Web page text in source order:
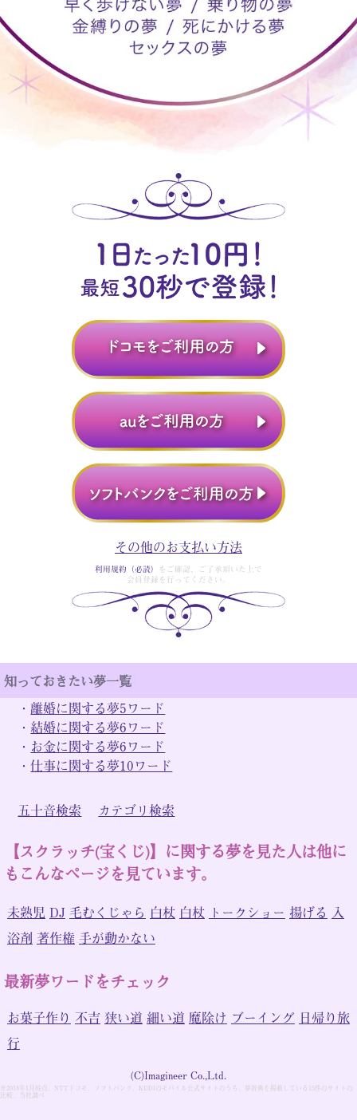
その他のお支払い方法
利用規約（必読）
をご確認、ご了承頂いた上で
会員登録を行ってください。
知っておきたい夢一覧
・ 離婚に関する夢5ワード
・ 結婚に関する夢6ワード
・ お金に関する夢6ワード
・仕事に関する夢10ワード
五十音検索 カテゴリ検索
【スクラッチ(宝くじ)】に関する夢を見た人は他に
もこんなページを見ています。
未熟児 DJ 毛むくじゃら 白杖 白杖 トークショー 揚げる 入
浴剤 著作権 手が動かない
最新夢ワードをチェック
お菓子作り 不吉 狭い道 細い道 魔除け ブーイング 日帰り旅
行
(C)Imagineer Co.,Ltd.
※2018年1月時点。NTTドコモ、ソフトバンク、KDDIのモバイル公式サイトのうち、夢辞典を掲載している15件のサイトの
比較。当社調べ